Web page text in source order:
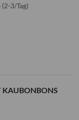
3/Tag)
KAUBONBONS